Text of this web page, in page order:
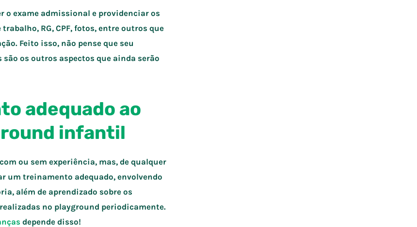
o exame admissional e providenciar os
RG, CPF, fotos, entre outros que
Feito isso, não pense que seu
os outros aspectos que ainda serão
adequado ao
infantil
ou sem experiência, mas, de qualquer
um treinamento adequado, envolvendo
além de aprendizado sobre os
no playground periodicamente.
depende disso!